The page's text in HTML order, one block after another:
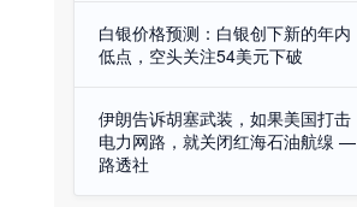
白银价格预测：白银创下新的年内
低点，空头关注54美元下破
伊朗告诉胡塞武装，如果美国打击
电力网路，就关闭红海石油航缐 —
路透社